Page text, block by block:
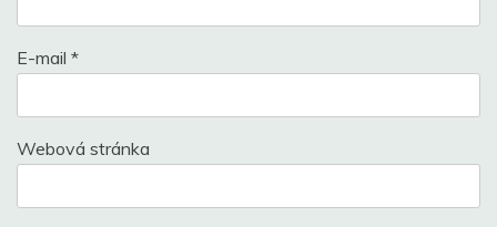
E-mail *
Webová stránka